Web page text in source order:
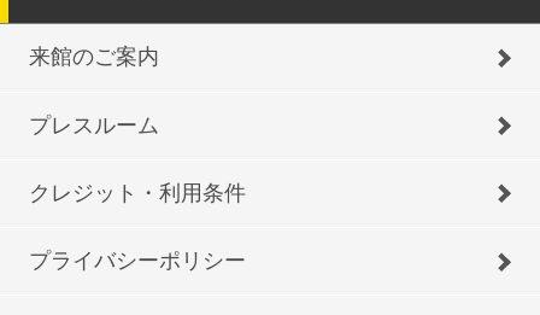
来館のご案内
プレスルーム
クレジット・利用条件
プライバシーポリシー